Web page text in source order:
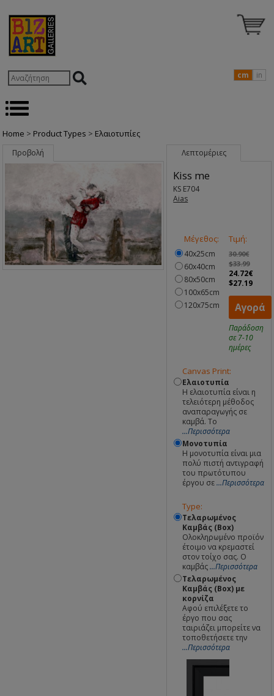
cm in
Home > Product Types > Ελαιοτυπίες
Προβολή Λεπτομέριες
Kiss me
KS E704
Aias
Μέγεθος:
40x25cm
60x40cm
80x50cm
100x65cm
120x75cm
Τιμή:
30.90€
$33.99
24.72€
$27.19
Αγορά
Παράδοση
σε 7-10
ημέρες
Canvas Print:
Ελαιοτυπία
Η ελαιοτυπία είναι η
τελειότερη μέθοδος
αναπαραγωγής σε
καμβά. Το
...Περισσότερα
Μονοτυπία
Η μονοτυπία είναι μια
πολύ πιστή αντιγραφή
του πρωτότυπου
έργου σε...Περισσότερα
Type:
Τελαρωμένος
Καμβάς (Box)
Ολοκληρωμένο προϊόν
έτοιμο να κρεμαστεί
στον τοίχο σας. Ο
καμβάς...Περισσότερα
Τελαρωμένος
Καμβάς (Box) με
κορνίζα
Αφού επιλέξετε το
έργο που σας
ταιριάζει μπορείτε να
τοποθετήσετε την
...Περισσότερα